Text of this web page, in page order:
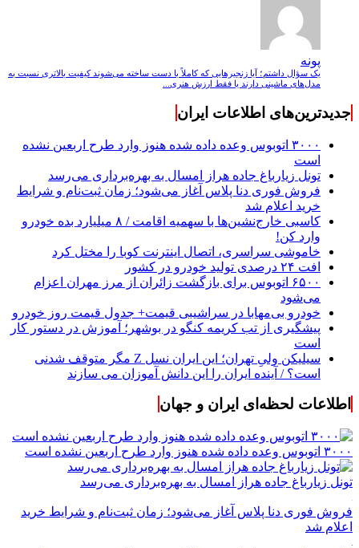
پونه
یک سؤال داشتم؛ آیا زنجیرهایی که کاملاً با دست ساخته می‌شوند کیفیت بالاتری نسبت به
مدل‌های ماشینی دارند یا فقط ارزش هنری...
جدیدترین‌های اطلاعات ایران
۳۰۰۰ اتوبوس وعده داده شده هنوز وارد طرح اربعین نشده
است
تونل زیارباغ جاده هراز امسال به بهره‌برداری می‌رسد
فروش فوری دنا پلاس آغاز می‌شود؛ زمان ثبت‌نام و شرایط
خرید اعلام شد
کاسبی خارج‌نشین‌ها با سهمیه اقامت / ۸ میلیارد بده خودرو
وارد کن!
خاموشی سراسری، اتصال اینترنت کوبا را مختل کرد
افت ۲۴ درصدی تولید خودرو در کشور
۶۵۰۰ اتوبوس برای بازگشت زائران از مرز مهران اعزام
می‌شود
خودرو بی‌مهابا در سراشیبی قیمت+ جدول قیمت روز خودرو
پیشگیری از تب کریمه کنگو در بوشهر؛ آموزش در دستور کار
است
سیلیکن ولیِ تهران؛ این ایران نسل Z مگر متوقف شدنی
است؟ / آینده ایران را این دانش آموزان می سازند
اطلاعات لحظه‌ای ایران و جهان
۳۰۰۰ اتوبوس وعده داده شده هنوز وارد طرح اربعین نشده است
تونل زیارباغ جاده هراز امسال به بهره‌برداری می‌رسد
فروش فوری دنا پلاس آغاز می‌شود؛ زمان ثبت‌نام و شرایط خرید
اعلام شد